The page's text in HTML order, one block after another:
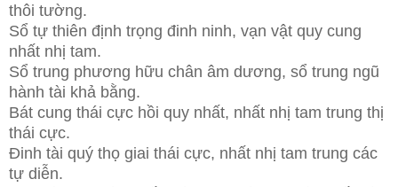
thôi tường.
Sổ tự thiên định trọng đinh ninh, vạn vật quy cung
nhất nhị tam.
Sổ trung phương hữu chân âm dương, sổ trung ngũ
hành tài khả bằng.
Bát cung thái cực hồi quy nhất, nhất nhị tam trung thị
thái cực.
Đinh tài quý thọ giai thái cực, nhất nhị tam trung các
tự diễn.